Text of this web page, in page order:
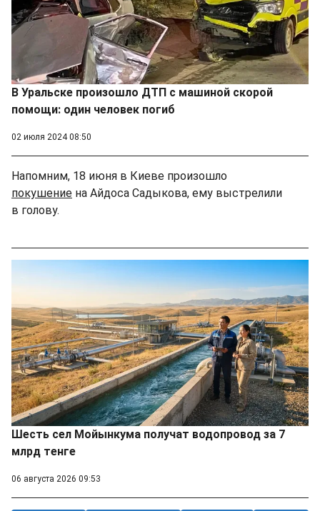
В Уральске произошло ДТП с машиной скорой
помощи: один человек погиб
02 июля 2024 08:50
Напомним, 18 июня в Киеве произошло
покушение на Айдоса Садыкова, ему выстрелили
в голову.
Шесть сел Мойынкума получат водопровод за 7
млрд тенге
06 августа 2026 09:53